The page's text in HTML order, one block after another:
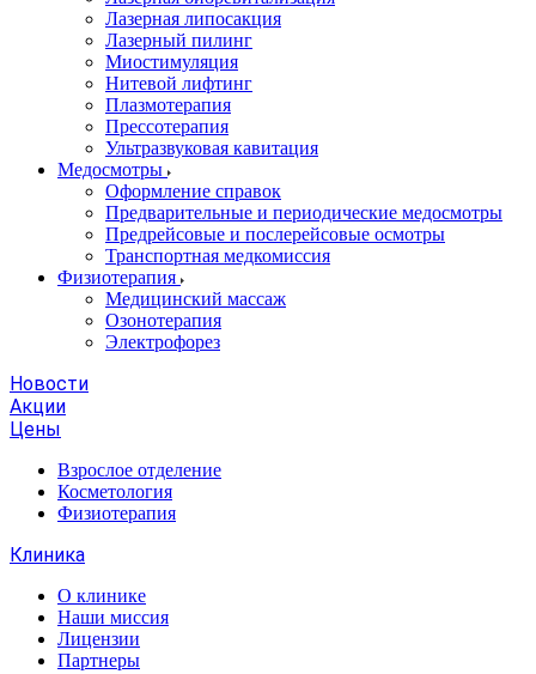
Лазерная липосакция
Лазерный пилинг
Миостимуляция
Нитевой лифтинг
Плазмотерапия
Прессотерапия
Ультразвуковая кавитация
Медосмотры
Оформление справок
Предварительные и периодические медосмотры
Предрейсовые и послерейсовые осмотры
Транспортная медкомиссия
Физиотерапия
Медицинский массаж
Озонотерапия
Электрофорез
Новости
Акции
Цены
Взрослое отделение
Косметология
Физиотерапия
Клиника
О клинике
Наши миссия
Лицензии
Партнеры